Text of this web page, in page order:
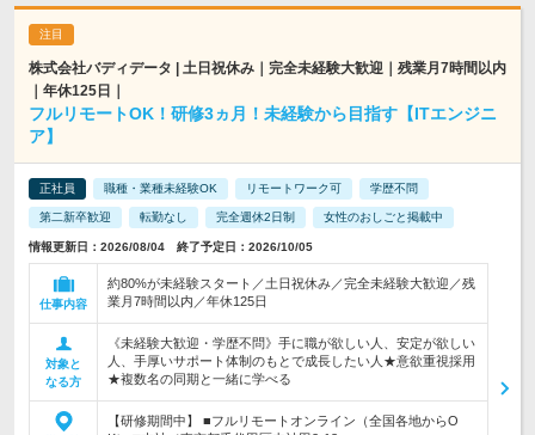
株式会社バディデータ | 土日祝休み｜完全未経験大歓迎｜残業月7時間以内
｜年休125日｜
フルリモートOK！研修3ヵ月！未経験から目指す【ITエンジニ
ア】
正社員 職種・業種未経験OK リモートワーク可 学歴不問
第二新卒歓迎 転勤なし 完全週休2日制 女性のおしごと掲載中
情報更新日：2026/08/04 終了予定日：2026/10/05
仕事内容
約80%が未経験スタート／土日祝休み／完全未経験大歓迎／残
業月7時間以内／年休125日
対象と
なる方
《未経験大歓迎・学歴不問》手に職が欲しい人、安定が欲しい
人、手厚いサポート体制のもとで成長したい人★意欲重視採用
★複数名の同期と一緒に学べる
【研修期間中】 ■フルリモートオンライン（全国各地からO